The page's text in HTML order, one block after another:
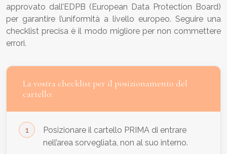
approvato dall’EDPB (European Data Protection Board)
per garantire l’uniformità a livello europeo. Seguire una
checklist precisa è il modo migliore per non commettere
errori.
La vostra checklist per il posizionamento del
cartello:
Posizionare il cartello PRIMA di entrare
nell’area sorvegliata, non al suo interno.